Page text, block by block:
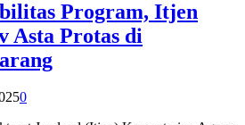
Program, Itjen
Asta Protas di
0